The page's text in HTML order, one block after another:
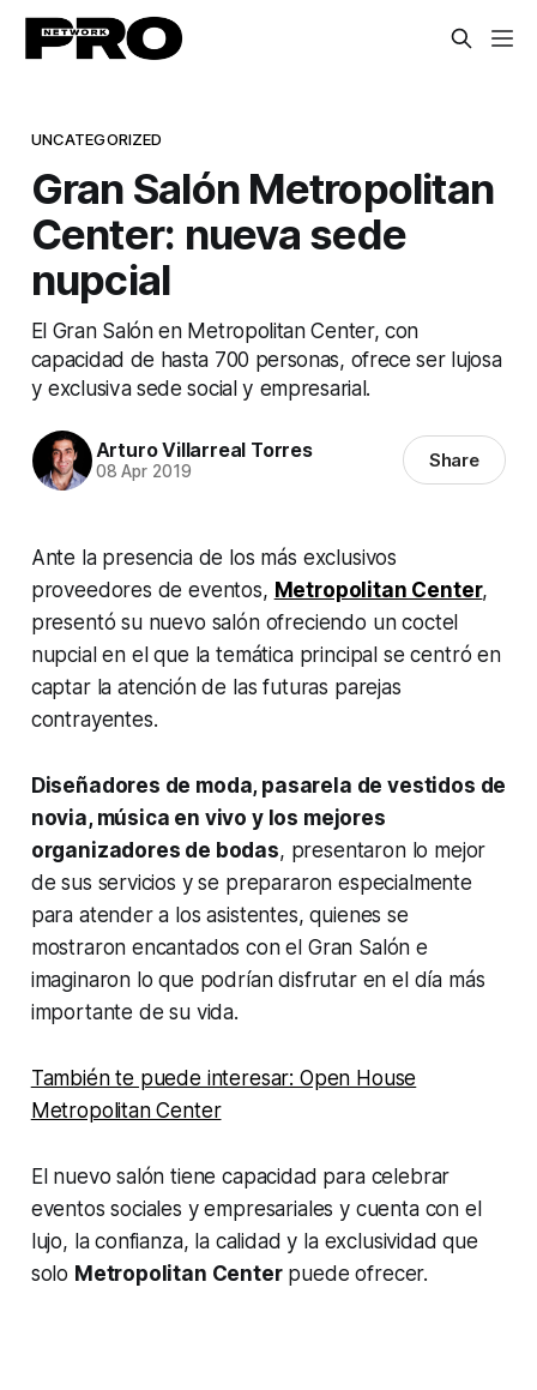
UNCATEGORIZED
Gran Salón Metropolitan
Center: nueva sede
nupcial
El Gran Salón en Metropolitan Center, con
capacidad de hasta 700 personas, ofrece ser lujosa
y exclusiva sede social y empresarial.
Arturo Villarreal Torres
08 Apr 2019 Share
Ante la presencia de los más exclusivos
proveedores de eventos, Metropolitan Center,
presentó su nuevo salón ofreciendo un coctel
nupcial en el que la temática principal se centró en
captar la atención de las futuras parejas
contrayentes.
Diseñadores de moda, pasarela de vestidos de
novia, música en vivo y los mejores
organizadores de bodas, presentaron lo mejor
de sus servicios y se prepararon especialmente
para atender a los asistentes, quienes se
mostraron encantados con el Gran Salón e
imaginaron lo que podrían disfrutar en el día más
importante de su vida.
También te puede interesar: Open House
Metropolitan Center
El nuevo salón tiene capacidad para celebrar
eventos sociales y empresariales y cuenta con el
lujo, la confianza, la calidad y la exclusividad que
solo Metropolitan Centerpuede ofrecer.